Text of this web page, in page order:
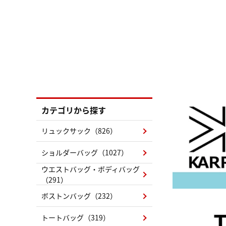
カテゴリから探す
リュックサック（826）
ショルダーバッグ（1027）
ウエストバッグ・ボディバッグ
（291）
ボストンバッグ（232）
トートバッグ（319）